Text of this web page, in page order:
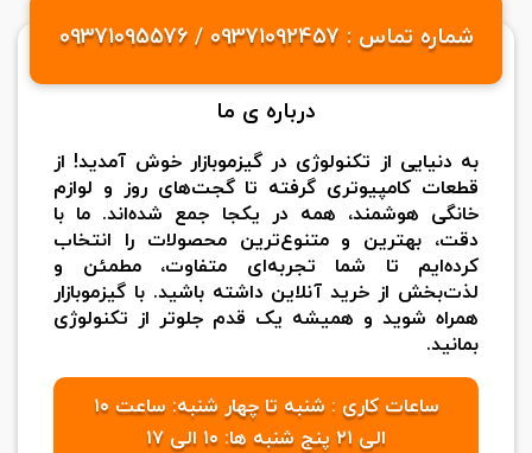
شماره تماس : 09371092457 / 09371095576
درباره ی ما
به دنیایی از تکنولوژی در گیزموبازار خوش آمدید! از
قطعات کامپیوتری گرفته تا گجت‌های روز و لوازم
خانگی هوشمند، همه در یکجا جمع شده‌اند. ما با
دقت، بهترین و متنوع‌ترین محصولات را انتخاب
کرده‌ایم تا شما تجربه‌ای متفاوت، مطمئن و
لذت‌بخش از خرید آنلاین داشته باشید. با گیزموبازار
همراه شوید و همیشه یک قدم جلوتر از تکنولوژی
بمانید.
ساعات کاری : شنبه تا چهار شنبه: ساعت ۱۰
الی ۲۱ پنج شنبه ها: ۱۰ الی ۱۷